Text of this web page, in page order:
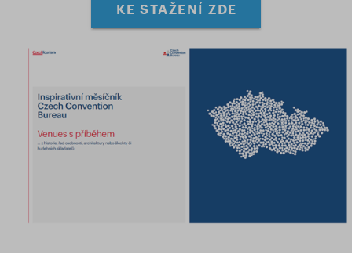
KE STAŽENÍ ZDE